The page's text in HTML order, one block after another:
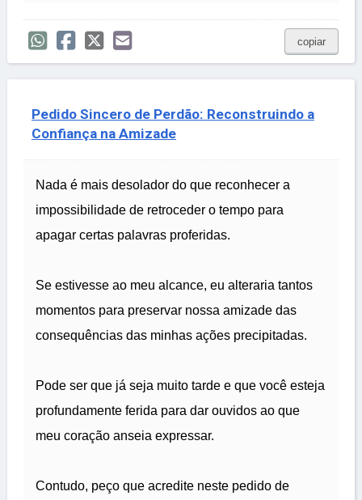
copiar
Pedido Sincero de Perdão: Reconstruindo a
Confiança na Amizade
Nada é mais desolador do que reconhecer a
impossibilidade de retroceder o tempo para
apagar certas palavras proferidas.
Se estivesse ao meu alcance, eu alteraria tantos
momentos para preservar nossa amizade das
consequências das minhas ações precipitadas.
Pode ser que já seja muito tarde e que você esteja
profundamente ferida para dar ouvidos ao que
meu coração anseia expressar.
Contudo, peço que acredite neste pedido de